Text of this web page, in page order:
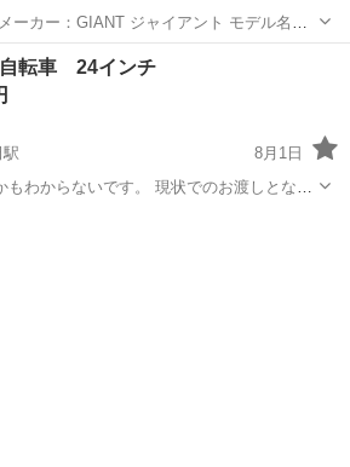
component...
日駅 ロードバイク
転車 24インチ
8月1日
もわからないです。 現状でのお渡しとなり